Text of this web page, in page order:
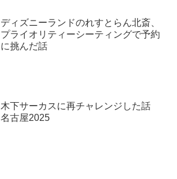
ディズニーランドのれすとらん北斎、
プライオリティーシーティングで予約
に挑んだ話
木下サーカスに再チャレンジした話
名古屋2025